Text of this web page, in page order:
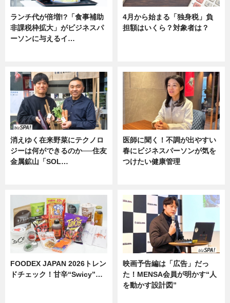
ランチ代が倍増!?「食事補助
非課税枠拡大」がビジネスパ
ーソンに与えるイ…
4月から始まる「独身税」負
担額はいくら？対象者は？
消えゆく在来野菜にテクノロ
ジーは何ができるのか──住友
金属鉱山「SOL…
医師に聞く！不調が出やすい
春にビジネスパーソンが気を
つけたい健康管理
FOODEX JAPAN 2026トレン
ドチェック！甘辛“Swicy”…
映画予告編は「広告」だっ
た！MENSA会員が明かす“人
を動かす設計図”